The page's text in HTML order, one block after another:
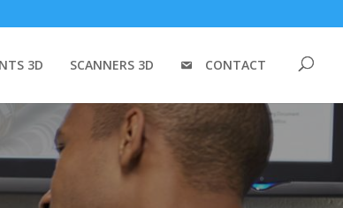
3D SCANNERS 3D CONTACT